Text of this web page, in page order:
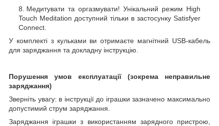
Медитувати та оргазмувати! Унікальний режим High
Touch Meditation доступний тільки в застосунку Satisfyer
Connect.
У комплекті з кульками ви отримаєте магнітний USB-кабель
для заряджання та докладну інструкцію.
Порушення умов експлуатації (зокрема неправильне
заряджання)
Зверніть увагу: в інструкції до іграшки зазначено максимально
допустимий струм заряджання.
Заряджання іграшки з використанням зарядного пристрою,